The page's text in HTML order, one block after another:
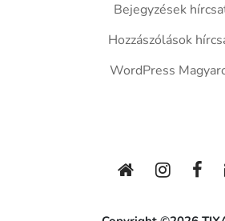
Bejegyzések
Hozzászólások
WordPress